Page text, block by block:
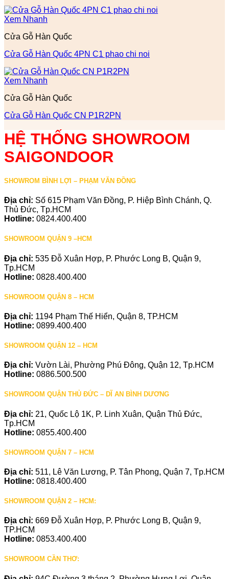
Xem Nhanh
Cửa Gỗ Hàn Quốc
Cửa Gỗ Hàn Quốc 4PN C1 phao chi noi
Xem Nhanh
Cửa Gỗ Hàn Quốc
Cửa Gỗ Hàn Quốc CN P1R2PN
HỆ THỐNG SHOWROOM
SAIGONDOOR
SHOWROM BÌNH LỢI – PHẠM VĂN ĐỒNG
Địa chỉ: Số 615 Phạm Văn Đồng, P. Hiệp Bình Chánh, Q.
Thủ Đức, Tp.HCM
Hotline: 0824.400.400
SHOWROOM QUẬN 9 –HCM
Địa chỉ: 535 Đỗ Xuân Hợp, P. Phước Long B, Quận 9,
Tp.HCM
Hotline: 0828.400.400
SHOWROOM QUẬN 8 – HCM
Địa chỉ: 1194 Phạm Thế Hiển, Quận 8, TP.HCM
Hotline: 0899.400.400
SHOWROOM QUẬN 12 – HCM
Địa chỉ: Vườn Lài, Phường Phú Đông, Quận 12, Tp.HCM
Hotline: 0886.500.500
SHOWROOM QUẬN THỦ ĐỨC – DĨ AN BÌNH DƯƠNG
Địa chỉ: 21, Quốc Lộ 1K, P. Linh Xuân, Quận Thủ Đức,
Tp.HCM
Hotline: 0855.400.400
SHOWROOM QUẬN 7 – HCM
Địa chỉ: 511, Lê Văn Lương, P. Tân Phong, Quận 7, Tp.HCM
Hotline: 0818.400.400
SHOWROOM QUẬN 2 – HCM:
Địa chỉ: 669 Đỗ Xuân Hợp, P. Phước Long B, Quận 9,
TP.HCM
Hotline: 0853.400.400
SHOWROOM CẦN THƠ: